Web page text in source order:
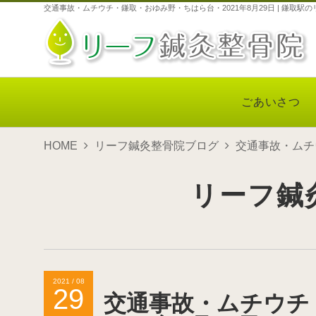
交通事故・ムチウチ・鎌取・おゆみ野・ちはら台・2021年8月29日 | 鎌取駅
ごあいさつ
HOME リーフ鍼灸整骨院ブログ 交通事故・ム
リーフ鍼
交通事故・ムチウ
2021 / 08
29